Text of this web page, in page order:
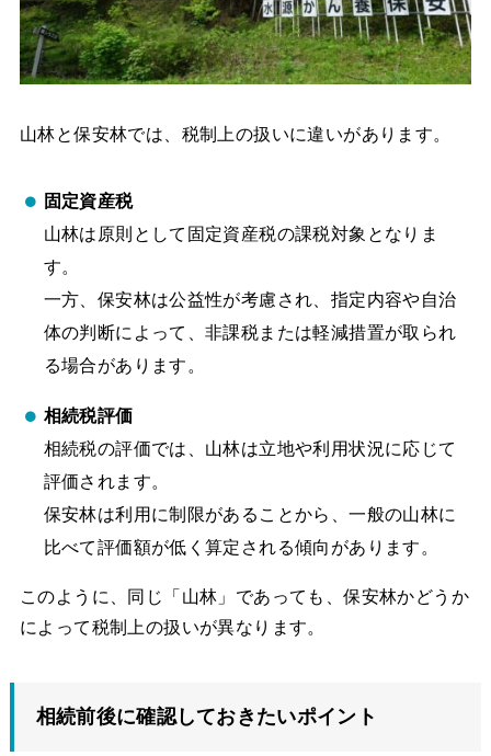
山林と保安林では、税制上の扱いに違いがあります。
固定資産税
山林は原則として固定資産税の課税対象となりま
す。
一方、保安林は公益性が考慮され、指定内容や自治
体の判断によって、非課税または軽減措置が取られ
る場合があります。
相続税評価
相続税の評価では、山林は立地や利用状況に応じて
評価されます。
保安林は利用に制限があることから、一般の山林に
比べて評価額が低く算定される傾向があります。
このように、同じ「山林」であっても、保安林かどうか
によって税制上の扱いが異なります。
相続前後に確認しておきたいポイント